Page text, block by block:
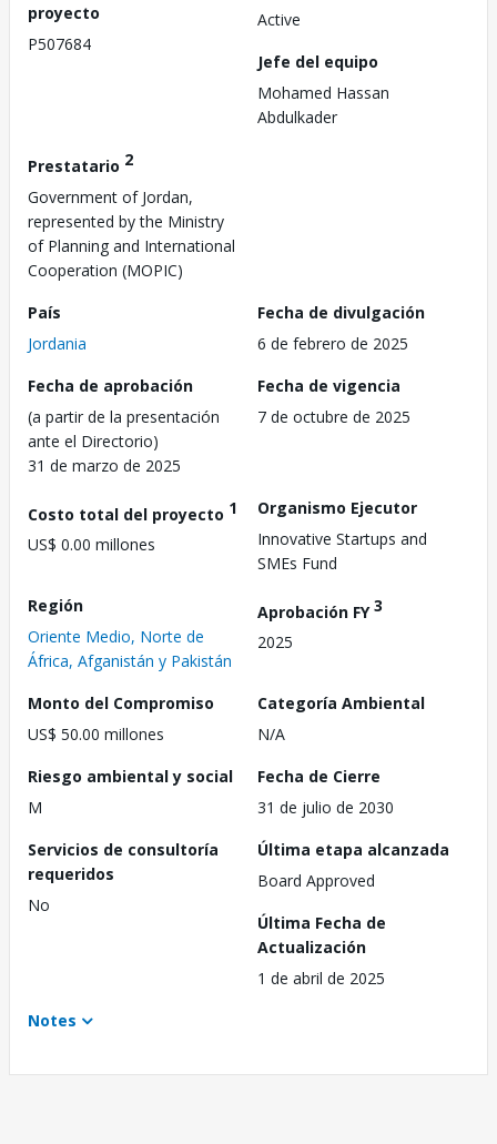
proyecto
P507684
Active
Jefe del equipo
Mohamed Hassan
Abdulkader
Prestatario 2
Government of Jordan,
represented by the Ministry
of Planning and International
Cooperation (MOPIC)
País
Jordania
Fecha de divulgación
6 de febrero de 2025
Fecha de aprobación
(a partir de la presentación
ante el Directorio)
31 de marzo de 2025
Fecha de vigencia
7 de octubre de 2025
Costo total del proyecto 1
US$ 0.00 millones
Organismo Ejecutor
Innovative Startups and
SMEs Fund
Región
Oriente Medio, Norte de
África, Afganistán y Pakistán
Aprobación FY3
2025
Monto del Compromiso
US$ 50.00 millones
Categoría Ambiental
N/A
Riesgo ambiental y social
M
Fecha de Cierre
31 de julio de 2030
Servicios de consultoría
requeridos
No
Última etapa alcanzada
Board Approved
Última Fecha de
Actualización
1 de abril de 2025
Notes